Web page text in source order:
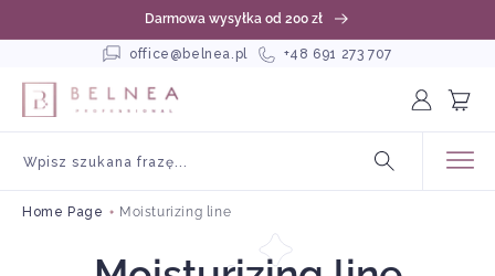
Darmowa wysyłka od 200 zł
office@belnea.pl +48 691 273 707
in
Cart
Wpisz szukana frazę...
Home Page Moisturizing line